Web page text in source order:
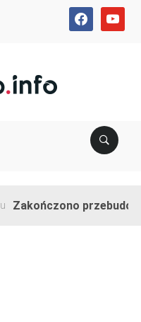
facebookyoutube
Zakończono